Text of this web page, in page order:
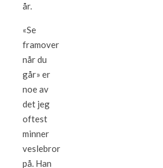
år.
«Se
framover
når du
går» er
noe av
det jeg
oftest
minner
veslebror
på. Han